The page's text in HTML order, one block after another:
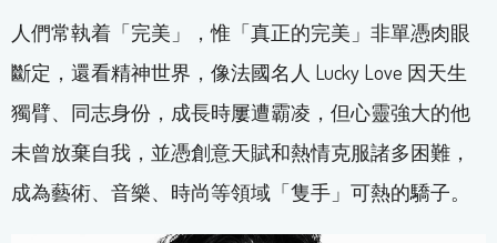
人們常執着「完美」，惟「真正的完美」非單憑肉眼
斷定，還看精神世界，像法國名人 Lucky Love 因天生
獨臂、同志身份，成長時屢遭霸凌，但心靈強大的他
未曾放棄自我，並憑創意天賦和熱情克服諸多困難，
成為藝術、音樂、時尚等領域「隻手」可熱的驕子。